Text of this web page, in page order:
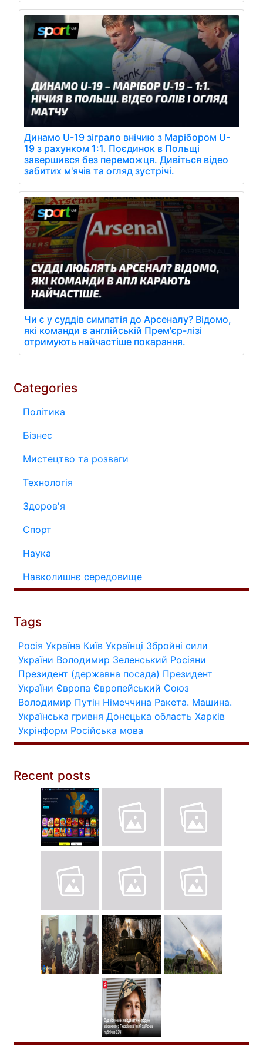
Динамо U-19 зіграло внічию з Марібором U-
19 з рахунком 1:1. Поєдинок в Польщі
завершився без переможця. Дивіться відео
забитих м'ячів та огляд зустрічі.
Чи є у суддів симпатія до Арсеналу? Відомо,
які команди в англійській Прем'єр-лізі
отримують найчастіше покарання.
Categories
Політика
Бізнес
Мистецтво та розваги
Технологія
Здоров'я
Спорт
Наука
Навколишнє середовище
Tags
Росія Україна Київ Українці Збройні сили
України Володимир Зеленський Росіяни
Президент (державна посада) Президент
України Європа Європейський Союз
Володимир Путін Німеччина Ракета. Машина.
Українська гривня Донецька область Харків
Укрінформ Російська мова
Recent posts